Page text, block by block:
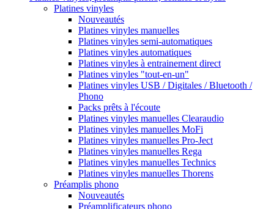
Platines vinyles
Nouveautés
Platines vinyles manuelles
Platines vinyles semi-automatiques
Platines vinyles automatiques
Platines vinyles à entrainement direct
Platines vinyles "tout-en-un"
Platines vinyles USB / Digitales / Bluetooth /
Phono
Packs prêts à l'écoute
Platines vinyles manuelles Clearaudio
Platines vinyles manuelles MoFi
Platines vinyles manuelles Pro-Ject
Platines vinyles manuelles Rega
Platines vinyles manuelles Technics
Platines vinyles manuelles Thorens
Préamplis phono
Nouveautés
Préamplificateurs phono